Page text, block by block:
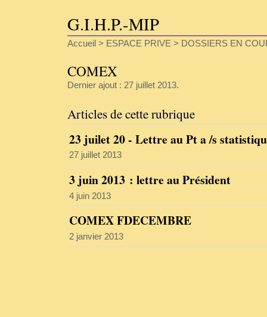
G.I.H.P.-MIP
Accueil > ESPACE PRIVE > DOSSIERS EN
COMEX
Dernier ajout : 27 juillet 2013.
Articles de cette rubrique
23 juilet 20 - Lettre au Pt a /s
27 juillet 2013
3 juin 2013 : lettre au Président
4 juin 2013
COMEX FDECEMBRE
2 janvier 2013